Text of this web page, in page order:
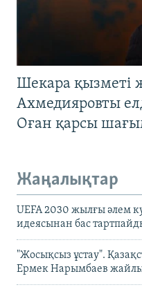
Шекара қызметі
Ахмедияровты
Оған қарсы
Жаңалықтар
UEFA 2030 жылғы әлем
идеясынан бас
"Жосықсыз ұстау".
Ермек Нарымбаев